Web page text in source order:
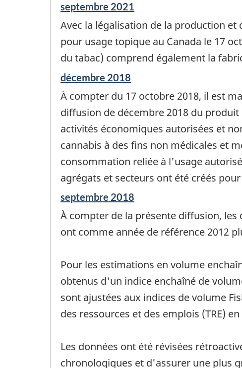
Période
référence
de
changement
-
septembre 2021
Avec la légalisation de la production
pour usage topique au Canada le 17
du tabac) comprend également la
Période
de
référence
de
-
décembre 2018
À compter du 17 octobre 2018, il est
diffusion de décembre 2018 du
activités économiques autorisées et
cannabis à des fins non médicales et
consommation reliée à l'usage
agrégats et secteurs ont été créés
Période
de
référence
de
septembre 2018
À compter de la présente diffusion,
ont comme année de référence 2012
Pour les estimations en volume
obtenus d'un indice enchaîné de
sont ajustées aux indices de volume
des ressources et des emplois (TRE)
Les données ont été révisées
chronologiques et d'assurer une plus